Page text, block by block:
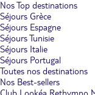
Nos Top destinations
Séjours Grèce
Séjours Espagne
Séjours Tunisie
Séjours Italie
Séjours Portugal
Toutes nos destinations
Nos Best-sellers